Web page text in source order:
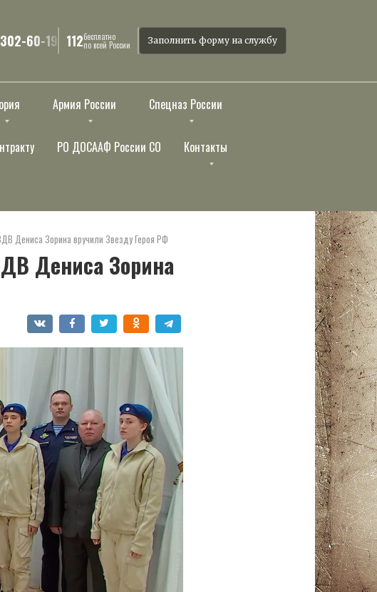
60-19 112бесплатно
по всей России Заполнить форму на службу
Армия России Спецназ России
РО ДОСААФ России СО Контакты
Дениса Зорина вручили Звезду Героя РФ
Дениса Зорина